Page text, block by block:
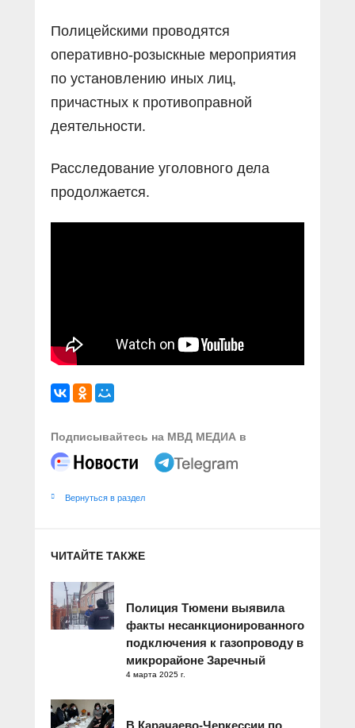
Полицейскими проводятся
оперативно-розыскные мероприятия
по установлению иных лиц,
причастных к противоправной
деятельности.
Расследование уголовного дела
продолжается.
Подписывайтесь на МВД МЕДИА в
Вернуться в раздел
ЧИТАЙТЕ ТАКЖЕ
Полиция Тюмени выявила
факты несанкционированного
подключения к газопроводу в
микрорайоне Заречный
4 марта 2025 г.
В Карачаево-Черкессии по